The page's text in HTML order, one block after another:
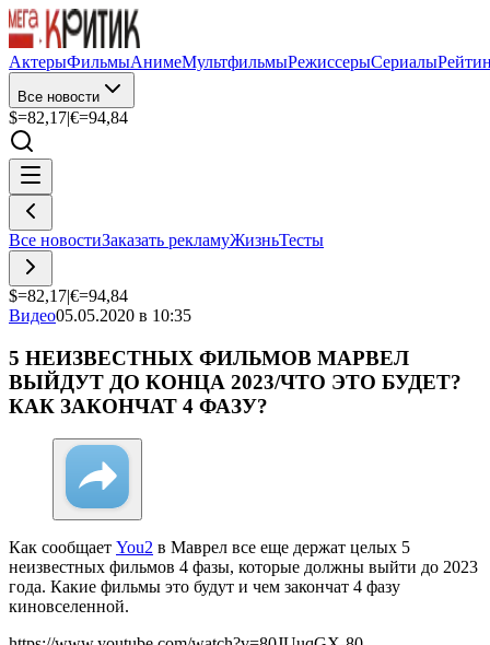
АктерыФильмыАнимеМультфильмыРежиссерыСериалы
Все новости
$=82,17|€=94,84
Все новостиЗаказать рекламуЖизньТесты
$=82,17|€=94,84
Видео05.05.2020 в 10:35
5 НЕИЗВЕСТНЫХ ФИЛЬМОВ МАРВЕЛ
ВЫЙДУТ ДО КОНЦА 2023/ЧТО ЭТО БУДЕТ?
КАК ЗАКОНЧАТ 4 ФАЗУ?
Как сообщает You2 в Маврел все еще держат целых 5
неизвестных фильмов 4 фазы, которые должны выйти до 2023
года. Какие фильмы это будут и чем закончат 4 фазу
киновселенной.